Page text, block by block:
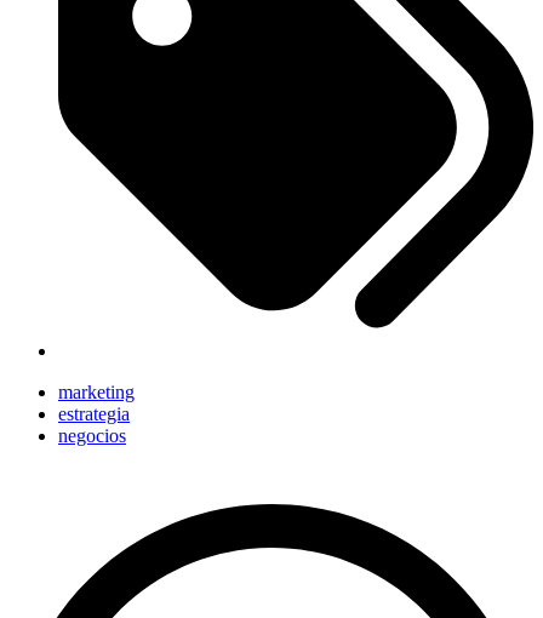
marketing
estrategia
negocios